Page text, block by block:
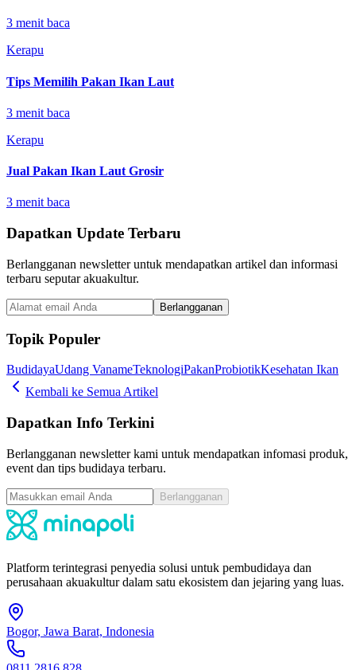
3 menit baca
Kerapu
Tips Memilih Pakan Ikan Laut
3 menit baca
Kerapu
Jual Pakan Ikan Laut Grosir
3 menit baca
Dapatkan Update Terbaru
Berlangganan newsletter untuk mendapatkan artikel dan informasi
terbaru seputar akuakultur.
Berlangganan
Topik Populer
BudidayaUdang VanameTeknologiPakanProbiotikKesehatan Ikan
Kembali ke Semua Artikel
Dapatkan Info Terkini
Berlangganan newsletter kami untuk mendapatkan infomasi produk,
event dan tips budidaya terbaru.
Berlangganan
Platform terintegrasi penyedia solusi untuk pembudidaya dan
perusahaan akuakultur dalam satu ekosistem dan jejaring yang luas.
Bogor, Jawa Barat, Indonesia